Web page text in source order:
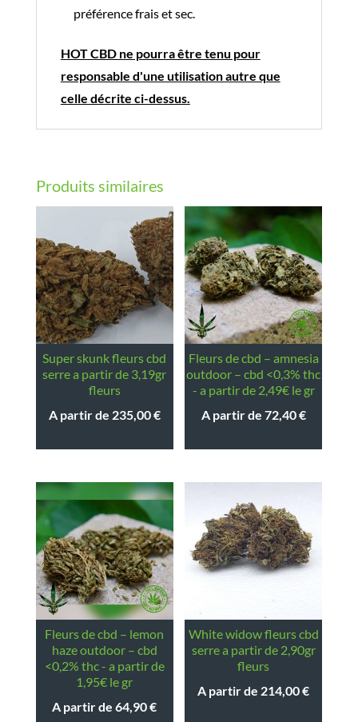
préférence frais et sec.
HOT CBD ne pourra être tenu pour
responsable d'une utilisation autre que
celle décrite ci-dessus.
Produits similaires
super skunk fleurs cbd
serre a partir de 3,19gr
fleurs
A partir de 235,00€
fleurs de cbd – amnesia
outdoor – cbd <0,3% thc
- a partir de 2,49€ le gr
A partir de 72,40€
fleurs de cbd – lemon
haze outdoor – cbd
<0,2% thc - a partir de
1,95€ le gr
A partir de64,90€
white widow fleurs cbd
serre a partir de 2,90gr
fleurs
A partir de 214,00€